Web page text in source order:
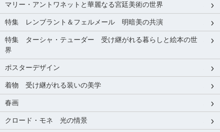
マリー・アントワネットと華麗なる宮廷美術の世界
特集 レンブラント＆フェルメール 明暗美の共演
特集 ターシャ・テューダー 受け継がれる暮らしと絵本の世
界
ポスターデザイン
着物 受け継がれる装いの美学
春画
クロード・モネ 光の情景